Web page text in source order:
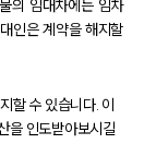
의 임대차에는 임차
인은 계약을 해지할
할 수 있습니다. 이
을 인도받아보시길